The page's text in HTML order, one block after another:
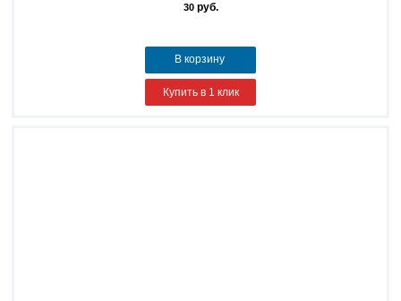
30руб.
В корзину
Купить в 1 клик